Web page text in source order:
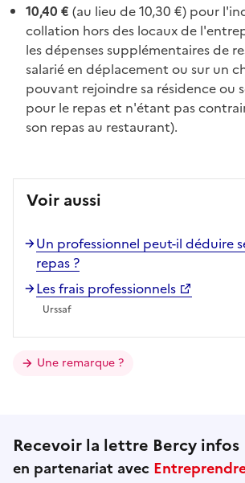
10,40 € (au lieu de 10,30 €) pour
collation hors des locaux de
les dépenses supplémentaires de
salarié en déplacement ou sur un
pouvant rejoindre sa résidence ou
pour le repas et n'étant pas
son repas au restaurant).
Voir aussi
Un professionnel peut-il déduire
repas ?
Les frais professionnels
Urssaf
Une remarque ?
Recevoir la lettre Bercy infos
en partenariat avec